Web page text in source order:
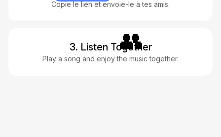
Copie le lien et envoie-le à tes amis.
3. Listen Together
Play a song and enjoy the music together.
👥